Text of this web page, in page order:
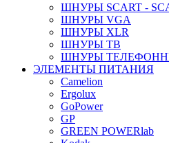
ШНУРЫ SCART -
ШНУРЫ VGA
ШНУРЫ XLR
ШНУРЫ ТВ
ШНУРЫ
ЭЛЕМЕНТЫ ПИТАНИЯ
Camelion
Ergolux
GoPower
GP
GREEN POWERlab